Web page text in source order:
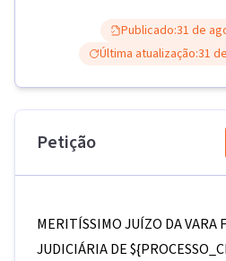
Publicado:31 de
Última atualização:31
Petição
MERITÍSSIMO JUÍZO DA VARA
JUDICIÁRIA DE